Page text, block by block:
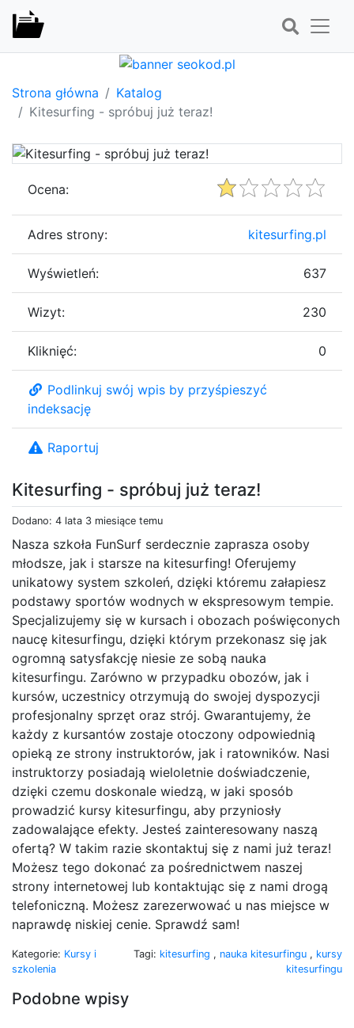
Strona główna
Katalog
Kitesurfing - spróbuj już teraz!
Kitesurfing - spróbuj już teraz!
Dodano: 4 lata 3 miesiące temu
Nasza szkoła FunSurf serdecznie zaprasza osoby
młodsze, jak i starsze na kitesurfing! Oferujemy
unikatowy system szkoleń, dzięki któremu załapiesz
podstawy sportów wodnych w ekspresowym tempie.
Specjalizujemy się w kursach i obozach poświęconych
naucę kitesurfingu, dzięki którym przekonasz się jak
ogromną satysfakcję niesie ze sobą nauka
kitesurfingu. Zarówno w przypadku obozów, jak i
kursów, uczestnicy otrzymują do swojej dyspozycji
profesjonalny sprzęt oraz strój. Gwarantujemy, że
każdy z kursantów zostaje otoczony odpowiednią
opieką ze strony instruktorów, jak i ratowników. Nasi
instruktorzy posiadają wieloletnie doświadczenie,
dzięki czemu doskonale wiedzą, w jaki sposób
prowadzić kursy kitesurfingu, aby przyniosły
zadowalające efekty. Jesteś zainteresowany naszą
ofertą? W takim razie skontaktuj się z nami już teraz!
Możesz tego dokonać za pośrednictwem naszej
strony internetowej lub kontaktując się z nami drogą
telefoniczną. Możesz zarezerwować u nas miejsce w
naprawdę niskiej cenie. Sprawdź sam!
Kategorie: Kursy i
szkolenia
Tagi: kitesurfing , nauka kitesurfingu , kursy
kitesurfingu
Podobne wpisy
Ocena:
Adres strony: kitesurfing.pl
Wyświetleń: 637
Wizyt: 230
Kliknięć: 0
Podlinkuj swój wpis by przyśpieszyć
indeksację
Raportuj